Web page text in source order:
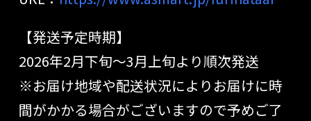
【発送予定時期】
2026年2月下旬～3月上旬より順次発送
※お届け地域や配送状況によりお届けに時
間がかかる場合がございますので予めご了